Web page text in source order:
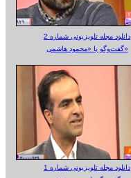
دانلود مجله تلویزیونی شماره 2
گفت‌وگو با «محمود هاشمی»
دانلود مجله تلویزیونی شماره 1